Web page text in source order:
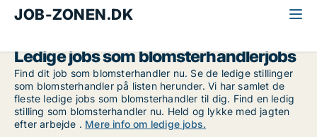
JOB-ZONEN.DK
Ledige jobs som blomsterhandlerjobs
Find dit job som blomsterhandler nu. Se de ledige stillinger
som blomsterhandler på listen herunder. Vi har samlet de
fleste ledige jobs som blomsterhandler til dig. Find en ledig
stilling som blomsterhandler nu. Held og lykke med jagten
efter arbejde . Mere info om ledige jobs.